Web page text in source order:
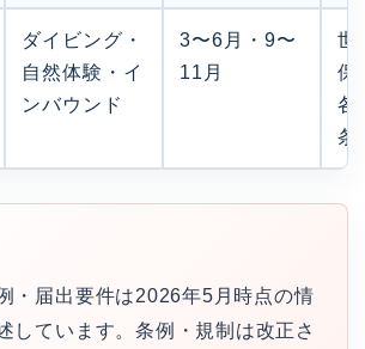
ダイビング・
自然体験・イ
ンバウンド
3〜6月・9〜
11月
世
保
各
条
・届出要件は2026年5月時点の情
しています。条例・規制は改正さ